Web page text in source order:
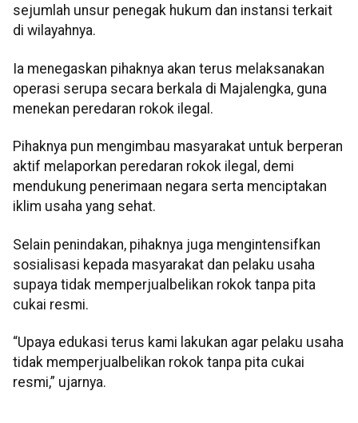
sejumlah unsur penegak hukum dan instansi terkait
di wilayahnya.
Ia menegaskan pihaknya akan terus melaksanakan
operasi serupa secara berkala di Majalengka, guna
menekan peredaran rokok ilegal.
Pihaknya pun mengimbau masyarakat untuk berperan
aktif melaporkan peredaran rokok ilegal, demi
mendukung penerimaan negara serta menciptakan
iklim usaha yang sehat.
Selain penindakan, pihaknya juga mengintensifkan
sosialisasi kepada masyarakat dan pelaku usaha
supaya tidak memperjualbelikan rokok tanpa pita
cukai resmi.
“Upaya edukasi terus kami lakukan agar pelaku usaha
tidak memperjualbelikan rokok tanpa pita cukai
resmi,” ujarnya.